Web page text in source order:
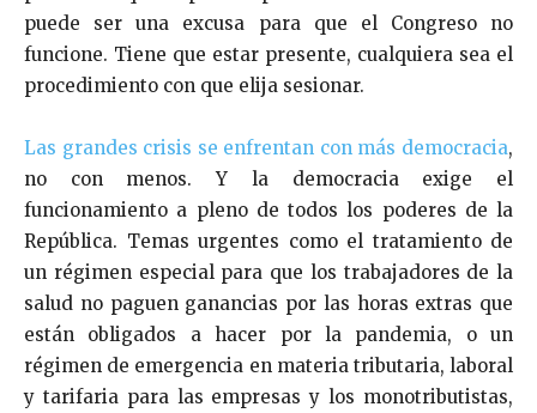
puede ser una excusa para que el Congreso no
funcione. Tiene que estar presente, cualquiera sea el
procedimiento con que elija sesionar.
Las grandes crisis se enfrentan con más democracia,
no con menos. Y la democracia exige el
funcionamiento a pleno de todos los poderes de la
República. Temas urgentes como el tratamiento de
un régimen especial para que los trabajadores de la
salud no paguen ganancias por las horas extras que
están obligados a hacer por la pandemia, o un
régimen de emergencia en materia tributaria, laboral
y tarifaria para las empresas y los monotributistas,